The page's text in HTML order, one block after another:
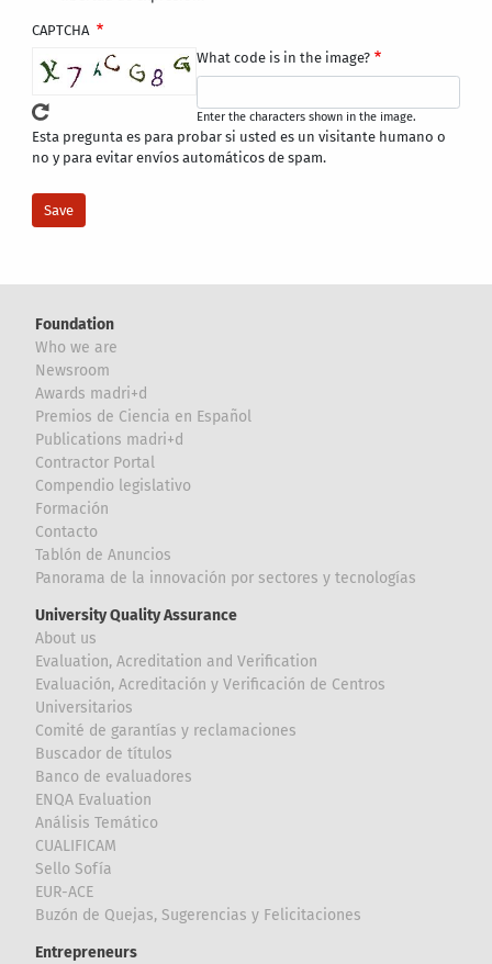
CAPTCHA
What code is in the image?
Enter the characters shown in the image.
Esta pregunta es para probar si usted es un visitante humano o
no y para evitar envíos automáticos de spam.
Foundation
Who we are
Newsroom
Awards madri+d
Premios de Ciencia en Español
Publications madri+d
Contractor Portal
Compendio legislativo
Formación
Contacto
Tablón de Anuncios
Panorama de la innovación por sectores y tecnologías
University Quality Assurance
About us
Evaluation, Acreditation and Verification
Evaluación, Acreditación y Verificación de Centros
Universitarios
Comité de garantías y reclamaciones
Buscador de títulos
Banco de evaluadores
ENQA Evaluation
Análisis Temático
CUALIFICAM
Sello Sofía
EUR-ACE
Buzón de Quejas, Sugerencias y Felicitaciones
Entrepreneurs